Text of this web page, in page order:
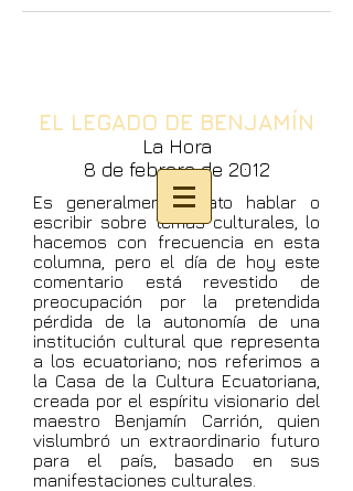
EL LEGADO DE BENJAMÍN
La Hora
8 de febrero de 2012
Es generalmente grato hablar o
escribir sobre temas culturales, lo
hacemos con frecuencia en esta
columna, pero el día de hoy este
comentario está revestido de
preocupación por la pretendida
pérdida de la autonomía de una
institución cultural que representa
a los ecuatoriano; nos referimos a
la Casa de la Cultura Ecuatoriana,
creada por el espíritu visionario del
maestro Benjamín Carrión, quien
vislumbró un extraordinario futuro
para el país, basado en sus
manifestaciones culturales.